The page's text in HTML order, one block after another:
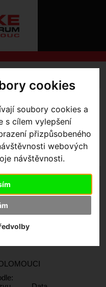
cookies
soubory cookies a
s cílem vylepšení
přizpůsobeného
webových
návštěvnosti.
O
SLUŽBY
REGISTRACE
ZTRATILI